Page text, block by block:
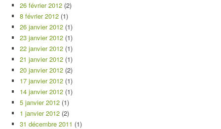
26 février 2012 (2)
8 février 2012 (1)
26 janvier 2012 (1)
23 janvier 2012 (1)
22 janvier 2012 (1)
21 janvier 2012 (1)
20 janvier 2012 (2)
17 janvier 2012 (1)
14 janvier 2012 (1)
5 janvier 2012 (1)
1 janvier 2012 (2)
31 décembre 2011 (1)